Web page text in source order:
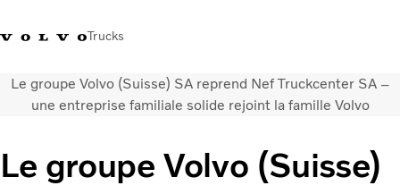
Trucks
+41 21 867 00 11 Volvo Merchandise ShopLog in Suisse German
Véhicules
Electrique
Le groupe Volvo (Suisse) SA reprend Nef Truckcenter SA –
une entreprise familiale solide rejoint la famille Volvo
Le groupe Volvo (Suisse)